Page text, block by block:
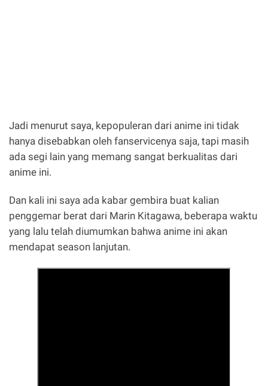
Jadi menurut saya, kepopuleran dari anime ini tidak
hanya disebabkan oleh fanservicenya saja, tapi masih
ada segi lain yang memang sangat berkualitas dari
anime ini.
Dan kali ini saya ada kabar gembira buat kalian
penggemar berat dari Marin Kitagawa, beberapa waktu
yang lalu telah diumumkan bahwa anime ini akan
mendapat season lanjutan.